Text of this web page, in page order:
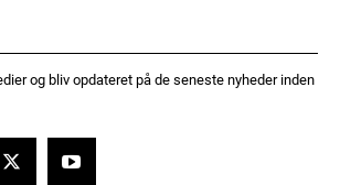
og bliv opdateret på de seneste nyheder inden